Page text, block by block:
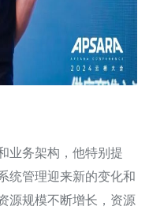
业务架构，他特别提
统管理迎来新的变化和
源规模不断增长，资源